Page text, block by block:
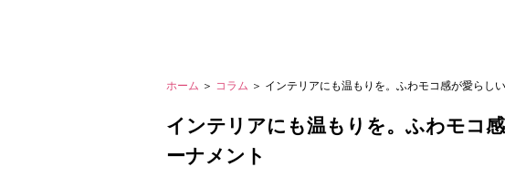
ホーム ＞ コラム ＞ インテリアにも温もりを。ふわモコ感が愛らし
インテリアにも温もりを。ふわモコ
ーナメント